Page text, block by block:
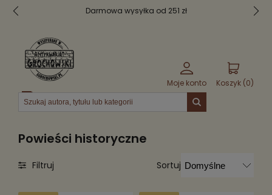
Bezpieczne pakowanie
Moje konto Koszyk (0)
Menu
Powieści historyczne
Sortuj
Filtruj